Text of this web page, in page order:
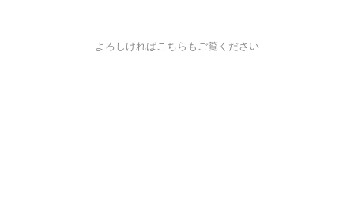
- よろしければこちらもご覧ください -